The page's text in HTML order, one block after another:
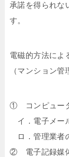
承諾を得られな
す。
電磁的方法によ
（マンション管
① コンピュー
イ．電子メー
ロ．管理業者
② 電子記録媒体